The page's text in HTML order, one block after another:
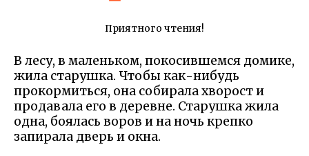
Приятного чтения!
В лесу, в маленьком, покосившемся домике,
жила старушка. Чтобы как-нибудь
прокормиться, она собирала хворост и
продавала его в деревне. Старушка жила
одна, боялась воров и на ночь крепко
запирала дверь и окна.